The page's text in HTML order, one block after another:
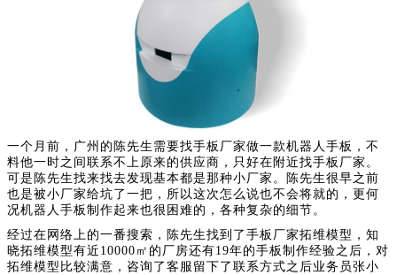
一个月前，广州的陈先生需要找手板厂家做一款机器人手板，不
料他一时之间联系不上原来的供应商，只好在附近找手板厂家。
可是陈先生找来找去发现基本都是那种小厂家。陈先生很早之前
也是被小厂家给坑了一把，所以这次怎么说也不会将就的，更何
况机器人手板制作起来也很困难的，各种复杂的细节。
经过在网络上的一番搜索，陈先生找到了手板厂家拓维模型，知
晓拓维模型有近10000㎡的厂房还有19年的手板制作经验之后，对
拓维模型比较满意，咨询了客服留下了联系方式之后业务员张小